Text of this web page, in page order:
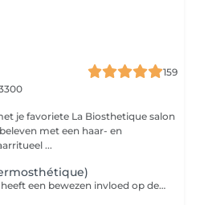
159
je favoriete La Biosthetique salon
met een haar- en
...
Bioscience for ageless skin heeft een bewezen invloed op de regeneratieprocessen van de huid met de AGE3 Age Reversal Technology.